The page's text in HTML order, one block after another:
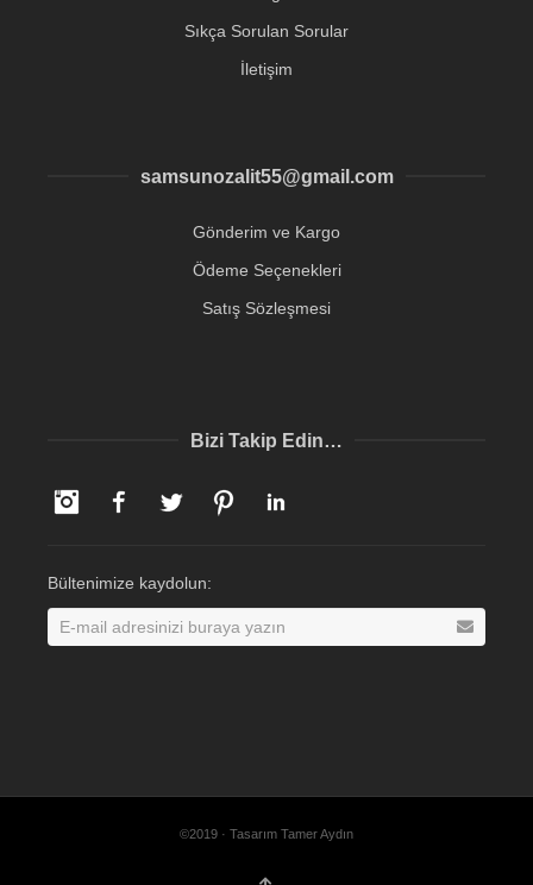
Sıkça Sorulan Sorular
İletişim
samsunozalit55@gmail.com
Gönderim ve Kargo
Ödeme Seçenekleri
Satış Sözleşmesi
Bizi Takip Edin…
InstagramFacebookTwitter Pinterest
Bültenimize kaydolun:
©2019 · Tasarım Tamer Aydın